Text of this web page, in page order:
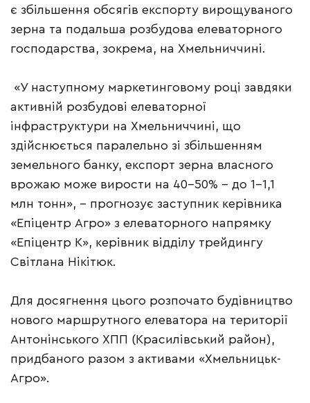
є збільшення обсягів експорту вирощуваного
зерна та подальша розбудова елеваторного
господарства, зокрема, на Хмельниччині.
«У наступному маркетинговому році завдяки
активній розбудові елеваторної
інфраструктури на Хмельниччині, що
здійснюється паралельно зі збільшенням
земельного банку, експорт зерна власного
врожаю може вирости на 40-50% – до 1-1,1
млн тонн», – прогнозує заступник керівника
«Епіцентр Агро» з елеваторного напрямку
«Епіцентр К», керівник відділу трейдингу
Світлана Нікітюк.
Для досягнення цього розпочато будівництво
нового маршрутного елеватора на території
Антонінського ХПП (Красилівський район),
придбаного разом з активами «Хмельницьк-
Агро».